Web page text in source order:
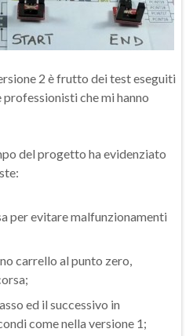
2 è frutto dei test eseguiti
che mi hanno
del progetto ha evidenziato
per evitare malfunzionamenti
carrello al punto zero,
ed il successivo in
come nella versione 1;